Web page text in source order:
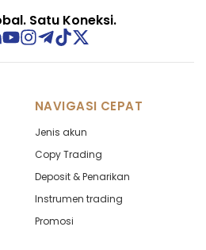
Satu Koneksi.
NAVIGASI CEPAT
Jenis akun
Copy Trading
Deposit & Penarikan
Instrumen trading
Promosi